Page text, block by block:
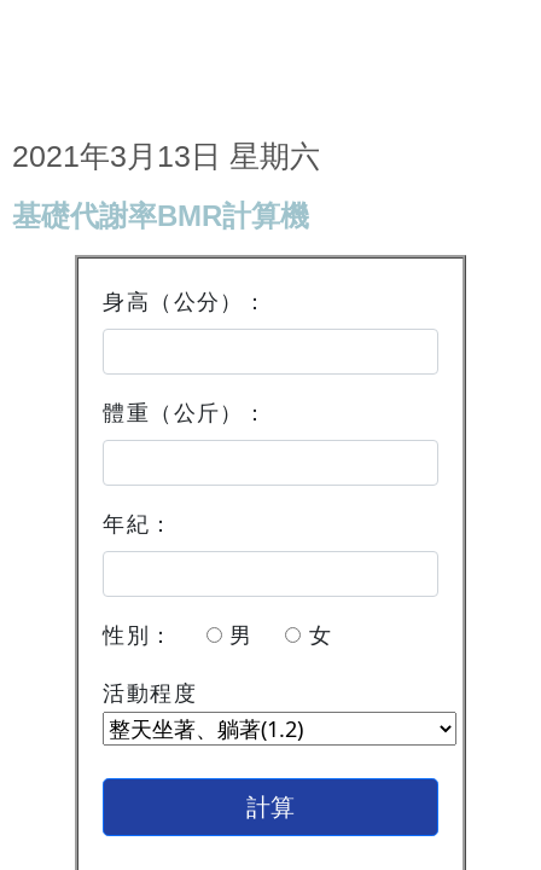
2021年3月13日 星期六
基礎代謝率BMR計算機
身高（公分）：
體重（公斤）：
年紀：
性別： 男
女
活動程度
計算